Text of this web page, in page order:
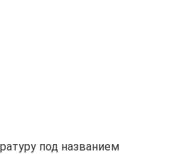
под названием